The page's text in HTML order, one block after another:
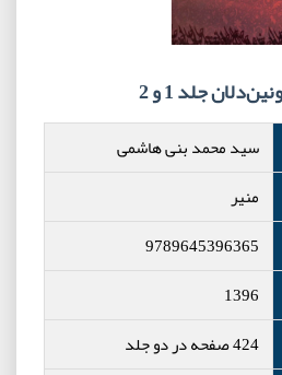
جلد 1 و 2
سید محمد بنی هاشمی
منیر
9789645396365
1396
424 صفحه در دو جلد